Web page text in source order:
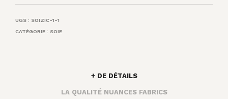
UGS : SOIZIC-1-1
CATÉGORIE : SOIE
+ DE DÉTAILS
LA QUALITÉ NUANCES FABRICS